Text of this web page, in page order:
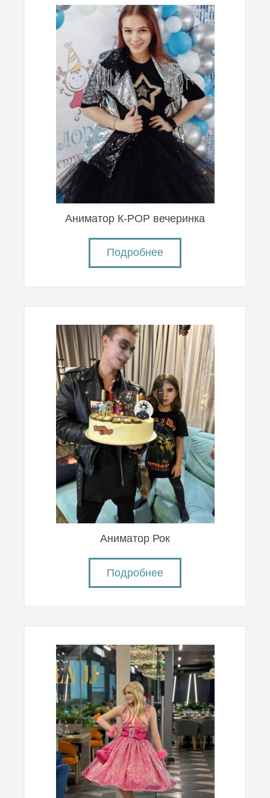
Аниматор К-POP вечеринка
Подробнее
Аниматор Рок
Подробнее